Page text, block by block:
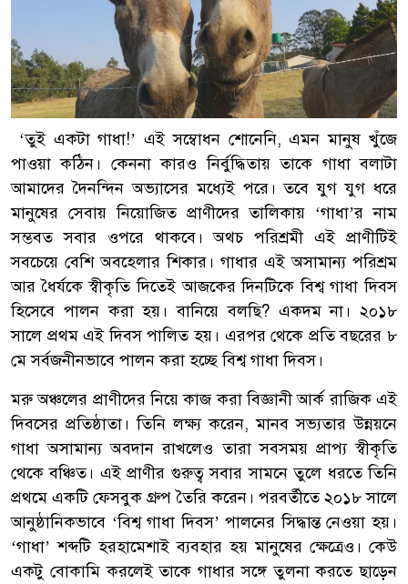
‘তুই একটা গাধা!’ এই সম্বোধন শোনেনি, এমন মানুষ খুঁজে
পাওয়া কঠিন। কেননা কারও নির্বুদ্ধিতায় তাকে গাধা বলাটা
আমাদের দৈনন্দিন অভ্যাসের মধ্যেই পরে। তবে যুগ যুগ ধরে
মানুষের সেবায় নিয়োজিত প্রাণীদের তালিকায় ‘গাধা’র নাম
সম্ভবত সবার ওপরে থাকবে। অথচ পরিশ্রমী এই প্রাণীটিই
সবচেয়ে বেশি অবহেলার শিকার। গাধার এই অসামান্য পরিশ্রম
আর ধৈর্যকে স্বীকৃতি দিতেই আজকের দিনটিকে বিশ্ব গাধা দিবস
হিসেবে পালন করা হয়। বানিয়ে বলছি? একদম না। ২০১৮
সালে প্রথম এই দিবস পালিত হয়। এরপর থেকে প্রতি বছরের ৮
মে সর্বজনীনভাবে পালন করা হচ্ছে বিশ্ব গাধা দিবস।
মরু অঞ্চলের প্রাণীদের নিয়ে কাজ করা বিজ্ঞানী আর্ক রাজিক এই
দিবসের প্রতিষ্ঠাতা। তিনি লক্ষ্য করেন, মানব সভ্যতার উন্নয়নে
গাধা অসামান্য অবদান রাখলেও তারা সবসময় প্রাপ্য স্বীকৃতি
থেকে বঞ্চিত। এই প্রাণীর গুরুত্ব সবার সামনে তুলে ধরতে তিনি
প্রথমে একটি ফেসবুক গ্রুপ তৈরি করেন। পরবর্তীতে ২০১৮ সালে
আনুষ্ঠানিকভাবে ‘বিশ্ব গাধা দিবস’ পালনের সিদ্ধান্ত নেওয়া হয়।
‘গাধা’ শব্দটি হরহামেশাই ব্যবহার হয় মানুষের ক্ষেত্রেও। কেউ
একটু বোকামি করলেই তাকে গাধার সঙ্গে তুলনা করতে ছাড়েন